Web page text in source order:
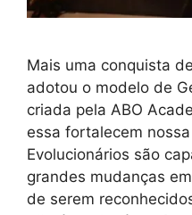
Mais uma conquista
adotou o modelo de
criada pela ABO
essa fortalecem
Evolucionários são
grandes mudanças
de serem